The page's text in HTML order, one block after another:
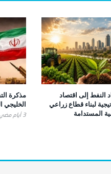
النفط إلى اقتصاد
لبناء قطاع زراعي
المستدامة
مذكرة
الخليجي
3 أيام ‎مضي